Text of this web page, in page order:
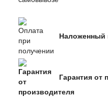
Наложенный
Гарантия от